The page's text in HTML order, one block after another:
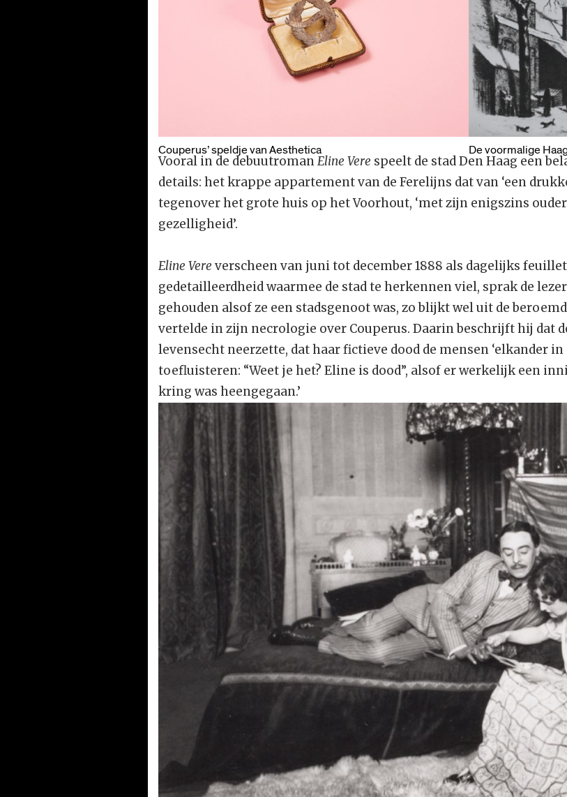
Couperus’ speldje van Aesthetica De voormalige
Vooral in de debuutromanEline Vere speelt de stad Den Haag een
details: het krappe appartement van de Ferelijns dat van ‘een
tegenover het grote huis op het Voorhout, ‘met zijn enigszins
gezelligheid’.
Eline Vere verscheen van juni tot december 1888 als dagelijks
gedetailleerdheid waarmee de stad te herkennen viel, sprak de
gehouden alsof ze een stadsgenoot was, zo blijkt wel uit de
vertelde in zijn necrologie over Couperus. Daarin beschrijft hij dat
levensecht neerzette, dat haar fictieve dood de mensen ‘elkander
toefluisteren: “Weet je het? Eline is dood”, alsof er werkelijk een
kring was heengegaan.’